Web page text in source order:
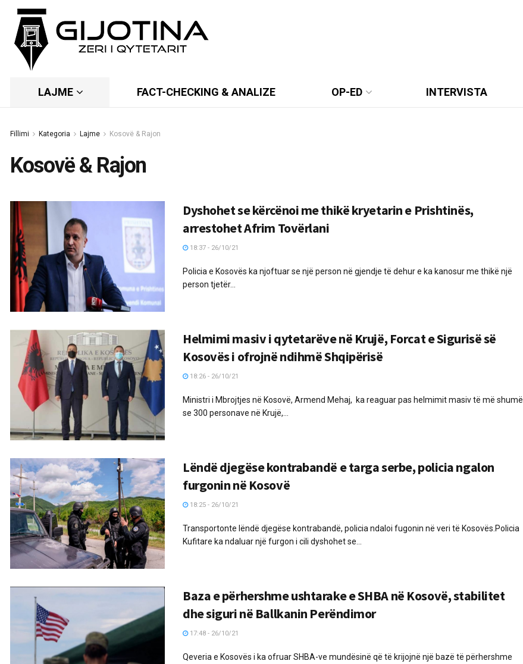
LAJME FACT-CHECKING & ANALIZE OP-ED INTERVISTA
Fillimi Kategoria Lajme Kosovë & Rajon
Kosovë & Rajon
Dyshohet se kërcënoi me thikë kryetarin e Prishtinës,
arrestohet Afrim Tovërlani
18:37 - 26/10/21
Policia e Kosovës ka njoftuar se një person në gjendje të dehur e ka kanosur me thikë një
person tjetër...
Helmimi masiv i qytetarëve në Krujë, Forcat e Sigurisë së
Kosovës i ofrojnë ndihmë Shqipërisë
18:26 - 26/10/21
Ministri i Mbrojtjes në Kosovë, Armend Mehaj, ka reaguar pas helmimit masiv të më shumë
se 300 personave në Krujë,...
Lëndë djegëse kontrabandë e targa serbe, policia ngalon
furgonin në Kosovë
18:25 - 26/10/21
Transportonte lëndë djegëse kontrabandë, policia ndaloi fugonin në veri të Kosovës.Policia
Kufitare ka ndaluar një furgon i cili dyshohet se...
Baza e përhershme ushtarake e SHBA në Kosovë, stabilitet
dhe siguri në Ballkanin Perëndimor
17:48 - 26/10/21
Qeveria e Kosovës i ka ofruar SHBA-ve mundësinë që të krijojnë një bazë të përhershme